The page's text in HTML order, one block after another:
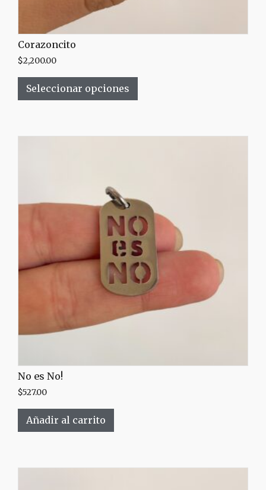
Corazoncito
$2,200.00
Seleccionar opciones
No es No!
$527.00
Añadir al carrito